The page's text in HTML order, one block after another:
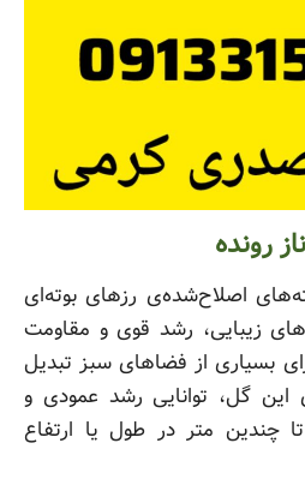
رونده
اصلاح‌شده‌ی رزهای بوته‌ای
زیبایی، رشد قوی و مقاومت
بسیاری از فضاهای سبز تبدیل
گل، توانایی رشد عمودی و
چندین متر در طول یا ارتفاع